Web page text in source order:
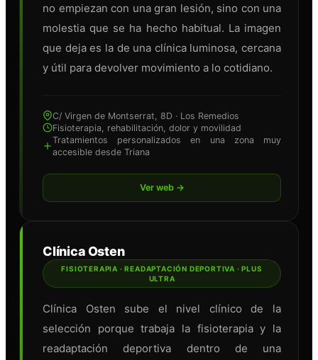
no empiezan con una gran lesión, sino con una
molestia que se ha hecho habitual. La imagen
que deja es la de una clínica luminosa, cercana
y útil para devolver movimiento a lo cotidiano.
C/ Virgen de Montserrat, 8D · Los Remedios
Fisioterapia, rehabilitación, dolor y movilidad
Tratamientos personalizados en una zona muy
accesible desde Triana
Ver web →
Clínica Osten
FISIOTERAPIA · READAPTACIÓN DEPORTIVA · PLUS
ULTRA
Clínica Osten sube el nivel clínico de la
selección porque trabaja la fisioterapia y la
readaptación deportiva dentro de una